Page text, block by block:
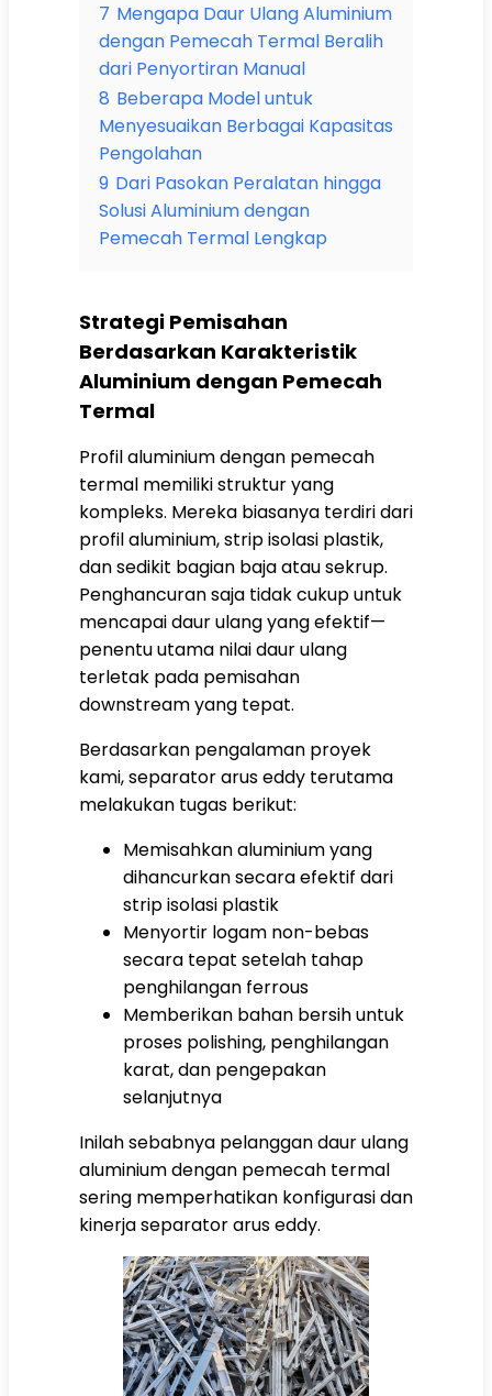
7 Mengapa Daur Ulang Aluminium
dengan Pemecah Termal Beralih
dari Penyortiran Manual
8 Beberapa Model untuk
Menyesuaikan Berbagai Kapasitas
Pengolahan
9 Dari Pasokan Peralatan hingga
Solusi Aluminium dengan
Pemecah Termal Lengkap
Strategi Pemisahan
Berdasarkan Karakteristik
Aluminium dengan Pemecah
Termal
Profil aluminium dengan pemecah
termal memiliki struktur yang
kompleks. Mereka biasanya terdiri dari
profil aluminium, strip isolasi plastik,
dan sedikit bagian baja atau sekrup.
Penghancuran saja tidak cukup untuk
mencapai daur ulang yang efektif—
penentu utama nilai daur ulang
terletak pada pemisahan
downstream yang tepat.
Berdasarkan pengalaman proyek
kami, separator arus eddy terutama
melakukan tugas berikut:
Memisahkan aluminium yang
dihancurkan secara efektif dari
strip isolasi plastik
Menyortir logam non-bebas
secara tepat setelah tahap
penghilangan ferrous
Memberikan bahan bersih untuk
proses polishing, penghilangan
karat, dan pengepakan
selanjutnya
Inilah sebabnya pelanggan daur ulang
aluminium dengan pemecah termal
sering memperhatikan konfigurasi dan
kinerja separator arus eddy.